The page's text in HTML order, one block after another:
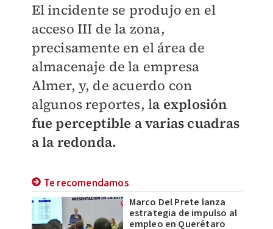
El incidente se produjo en el
acceso III de la zona,
precisamente en el área de
almacenaje de la empresa
Almer, y, de acuerdo con
algunos reportes, la explosión
fue perceptible a varias cuadras
a la redonda.
Te recomendamos
Marco Del Prete lanza
estrategia de impulso al
empleo en Querétaro